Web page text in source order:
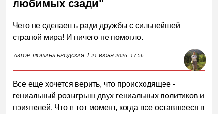
любимых сзади"
Чего не сделаешь ради дружбы с сильнейшей
страной мира! И ничего не помогло.
АВТОР:ШОШАНА БРОДСКАЯ I 21 ИЮНЯ 2026 17:56
Все еще хочется верить, что происходящее -
гениальный розыгрыш двух гениальных политиков и
приятелей. Что в тот момент, когда все оставшееся в